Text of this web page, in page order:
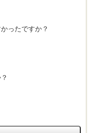
ったですか？